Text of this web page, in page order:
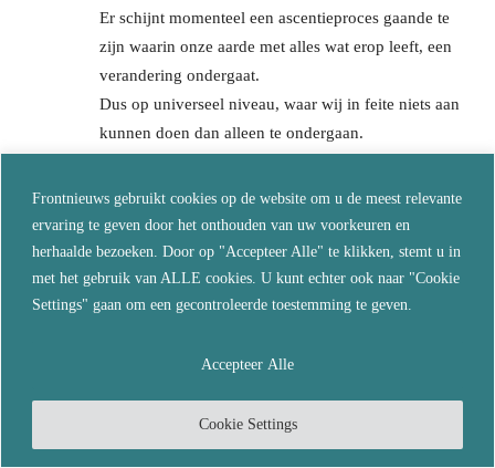
Frontnieuws gebruikt cookies op de website om u de meest relevante
ervaring te geven door het onthouden van uw voorkeuren en
herhaalde bezoeken. Door op "Accepteer Alle" te klikken, stemt u in
met het gebruik van ALLE cookies. U kunt echter ook naar "Cookie
Settings" gaan om een gecontroleerde toestemming te geven.
Cookie Settings
Accepteer Alle
Er schijnt momenteel een ascentieproces gaande te
zijn waarin onze aarde met alles wat erop leeft, een
verandering ondergaat.
Dus op universeel niveau, waar wij in feite niets aan
kunnen doen dan alleen te ondergaan.
het dier, dat hij/zij zich hiervan bewust is / zou
moeten zijn.
Reageer
Inhetmeer
Dat ascensie-proces is inderdaad gaande, en
langzaam maar zeker open gaan……. langzaam